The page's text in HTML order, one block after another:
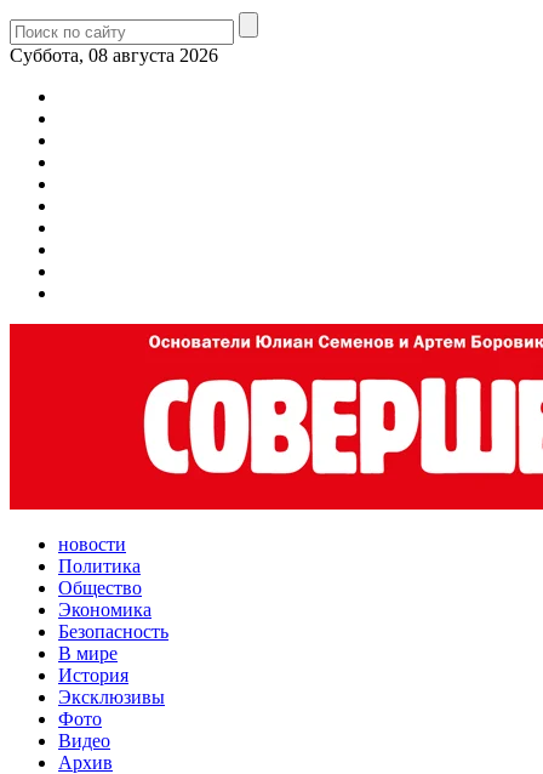
Суббота, 08 августа 2026
новости
Политика
Общество
Экономика
Безопасность
В мире
История
Эксклюзивы
Фото
Видео
Архив